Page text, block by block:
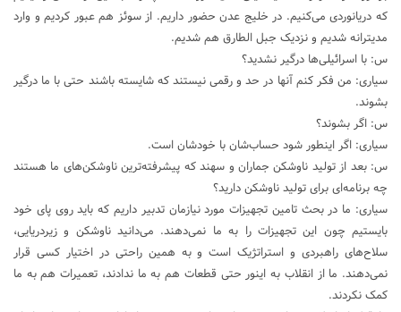
که دریانوردی می‌کنیم. در خلیج عدن حضور داریم. از سوئز هم عبور کردیم و وارد
مدیترانه شدیم و نزدیک جبل الطارق هم شدیم.
س: با اسرائیلی‌ها درگیر نشدید؟
سیاری: من فکر کنم آنها در حد و رقمی نیستند که شایسته باشند حتی با ما درگیر
بشوند.
س: اگر بشوند؟
سیاری: اگر اینطور شود حساب‌شان با خودشان است.
س: بعد از تولید ناوشکن جماران و سهند که پیشرفته‌ترین ناوشکن‌های ما هستند
چه برنامه‌ای برای تولید ناوشکن دارید؟
سیاری: ما در بحث تامین تجهیزات مورد نیازمان تدبیر داریم که باید روی پای خود
بایستیم چون این تجهیزات را به ما نمی‌دهند. می‌دانید ناوشکن و زیردریایی،
سلاح‌های راهبردی و استراتژیک است و به همین راحتی در اختیار کسی قرار
نمی‌دهند. ما از انقلاب به اینور حتی قطعات هم به ما ندادند، تعمیرات هم به ما
کمک نکردند.